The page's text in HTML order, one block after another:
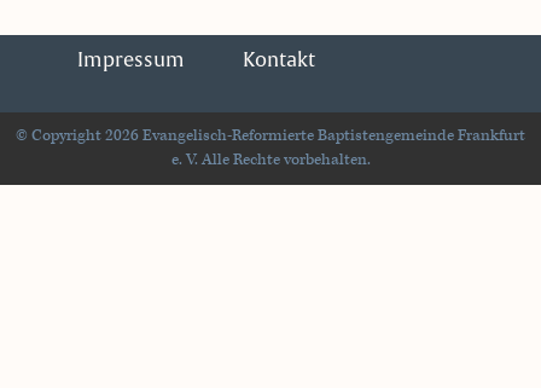
Impressum Kontakt
© Copyright 2026 Evangelisch-Reformierte Baptistengemeinde Frankfurt
e. V. Alle Rechte vorbehalten.